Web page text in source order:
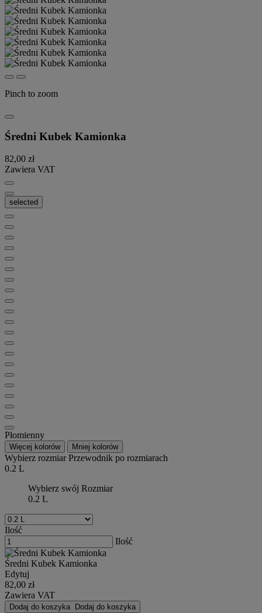
Pinch to zoom
Średni Kubek Kamionka
82,00 zł
Zawiera VAT
selected
Płomienny
Więcej kolorów Mniej kolorów
Wybierz rozmiarPrzewodnik po rozmiarach
0.2 L
Wybierz swój Rozmiar
0.2 L
Ilość
Ilość
Średni Kubek Kamionka
Edytuj
82,00 zł
Zawiera VAT
Dodaj do koszyka Dodaj do koszyka